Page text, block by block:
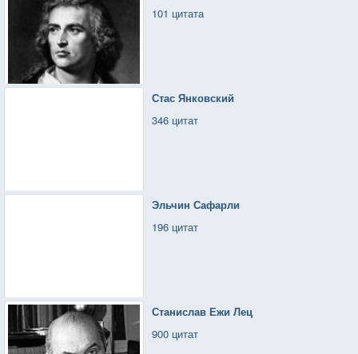
101 цитата
Стас Янковский
346 цитат
Эльчин Сафарли
196 цитат
Станислав Ежи Лец
900 цитат